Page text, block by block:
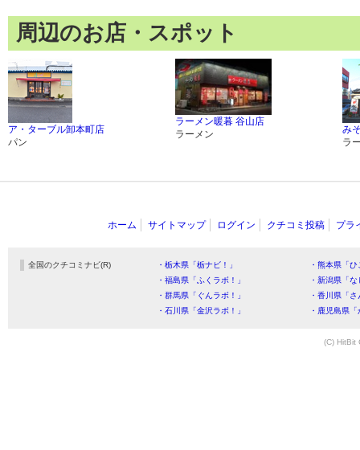
周辺のお店・スポット
ア・ターブル卸本町店
パン
ラーメン暖暮 谷山店
ラーメン
み
ラ
ホーム サイトマップ ログイン クチコミ投稿 プラ
全国のクチコミナビ(R) ・栃木県「栃ナビ！」
・熊本県「
・福島県「ふくラボ！」
・新潟県「
・群馬県「ぐんラボ！」
・香川県「
・石川県「金沢ラボ！」
・鹿児島県
(C) HitBit